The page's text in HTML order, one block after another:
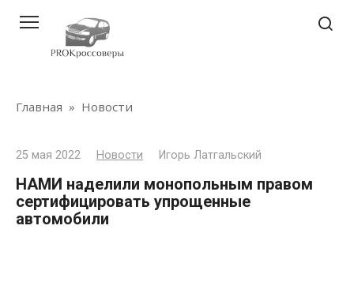
контенту
Главная » Новости
25 мая 2022 Новости Игорь Латгальский
НАМИ наделили монопольным правом
сертифицировать упрощенные
автомобили